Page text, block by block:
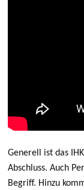
Generell ist das
Abschluss. Auch
Begriff. Hinzu